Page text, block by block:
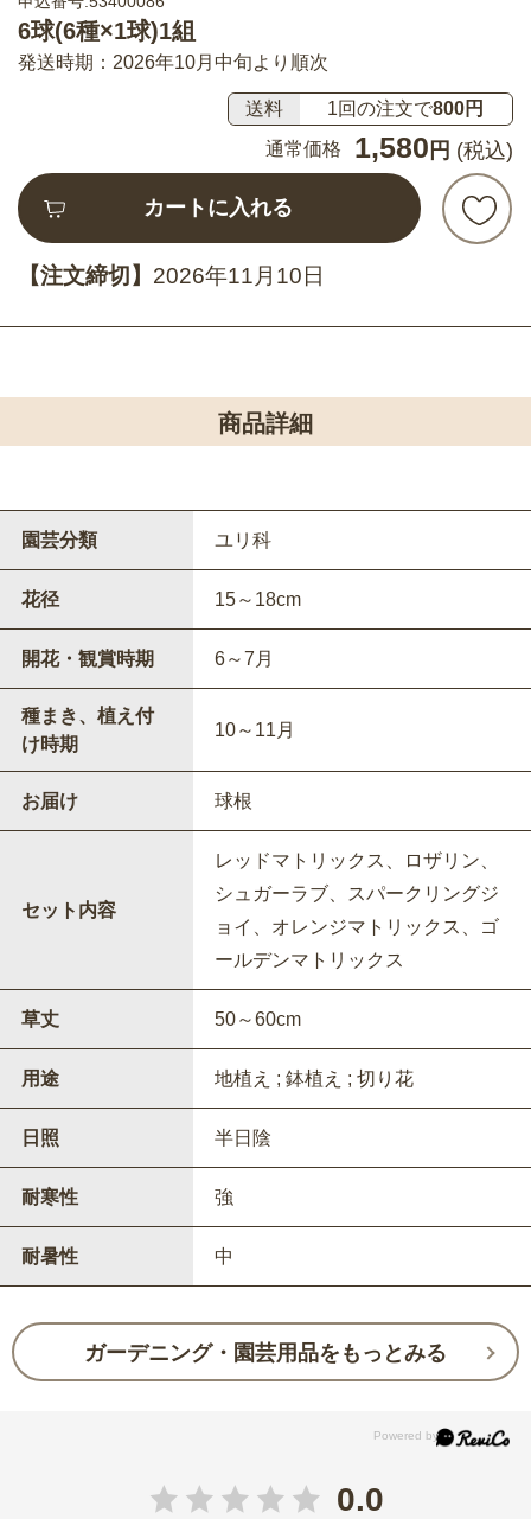
6球(6種×1球)1組
発送時期：2026年10月中旬より順次
送料 1回の注文で800円
通常価格
1,580 円 (税込)
カートに入れる
【注文締切】 2026年11月10日
商品詳細
園芸分類 ユリ科
花径 15～18cm
開花・観賞時期 6～7月
種まき、植え付
け時期
10～11月
お届け 球根
セット内容
レッドマトリックス、ロザリン、
シュガーラブ、スパークリングジ
ョイ、オレンジマトリックス、ゴ
ールデンマトリックス
草丈 50～60cm
用途 地植え ; 鉢植え ; 切り花
日照 半日陰
耐寒性 強
耐暑性 中
ガーデニング・園芸用品をもっとみる
0.0